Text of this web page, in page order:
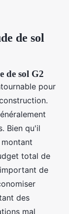
de sol
de sol G2
pour
Bien qu'il
total de
de
des
mal